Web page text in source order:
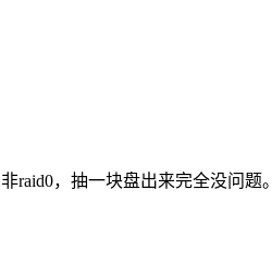
raid0，抽一块盘出来完全没问题。